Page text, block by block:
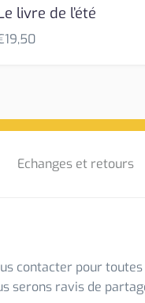
livre de l’été
19,50
Echanges et retours
contacter pour toutes
serons ravis de